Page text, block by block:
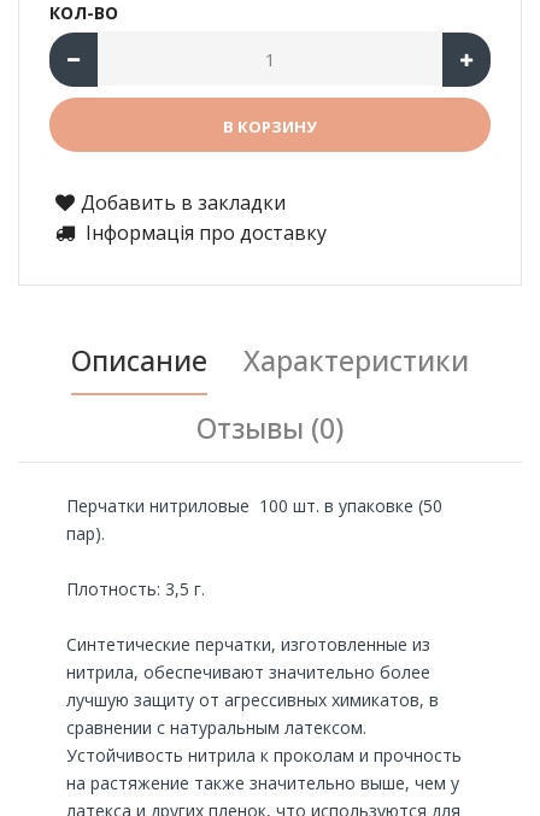
КОЛ-ВО
Добавить в закладки
Інформація про доставку
Описание
Характеристики
Отзывы (0)
Перчатки нитриловые 100 шт. в упаковке (50
пар).
Плотность: 3,5 г.
Синтетические перчатки, изготовленные из
нитрила, обеспечивают значительно более
лучшую защиту от агрессивных химикатов, в
сравнении с натуральным латексом.
Устойчивость нитрила к проколам и прочность
на растяжение также значительно выше, чем у
латекса и других пленок, что используются для